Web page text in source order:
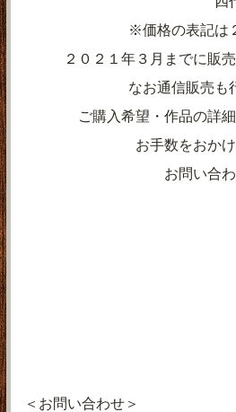
※価格の表記は
２０２１年３月までに販
なお通信販売も
ご購入希望・作品の詳
お手数をおか
お問い合
＜お問い合わせ＞